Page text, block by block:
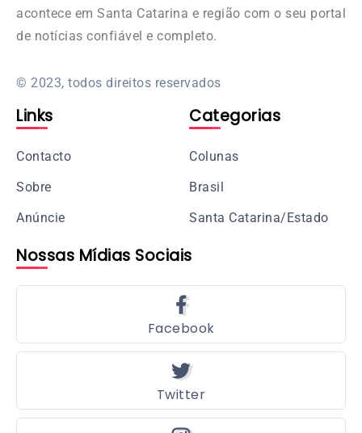
acontece em Santa Catarina e região com o seu portal
de notícias confiável e completo.
© 2023, todos direitos reservados
Links
Contacto
Sobre
Anúncie
Categorias
Colunas
Brasil
Santa Catarina/Estado
Nossas Mídias Sociais
Facebook
Twitter